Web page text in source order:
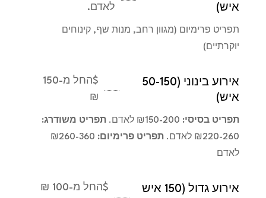
איש)
לאדם.
תפריט פרימיום (מגוון רחב, מנות שף, קינוחים
יוקרתיים)
אירוע בינוני (50-150
איש)
$
החל מ-150
₪
תפריט בסיסי:
תפריט משודרג:
₪220-260 לאדם.
תפריט פרימיום: ₪260-360
לאדם
אירוע גדול (150 איש $ החל מ-100 ₪